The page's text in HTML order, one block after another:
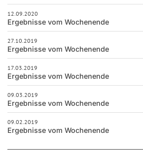
12.09.2020
Ergebnisse vom Wochenende
27.10.2019
Ergebnisse vom Wochenende
17.03.2019
Ergebnisse vom Wochenende
09.03.2019
Ergebnisse vom Wochenende
09.02.2019
Ergebnisse vom Wochenende